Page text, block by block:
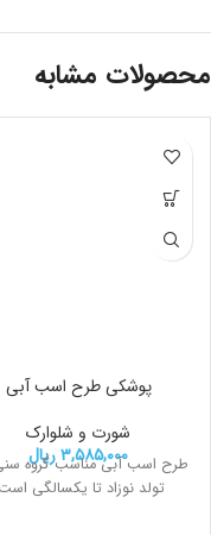
محصولات مشابه
پوشکی طرح اسب آبی
شورت و شلوارک
۳,۵۸۵,۰۰۰ریال
طرح اسب آبی مناسب گروه
تولد نوزاد تا یکسالگی